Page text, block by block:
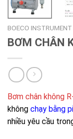
BOECO INSTRUMENT
BƠM CHÂN
Bơm chân không
không chạy bằng
nhiều yêu cầu